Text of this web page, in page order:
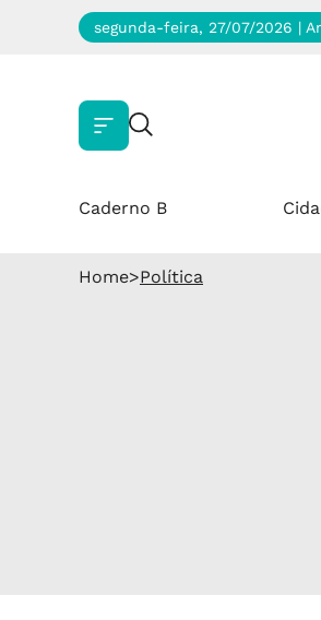
segunda-feira, 27/07/2026 |
Caderno B
Home>Política